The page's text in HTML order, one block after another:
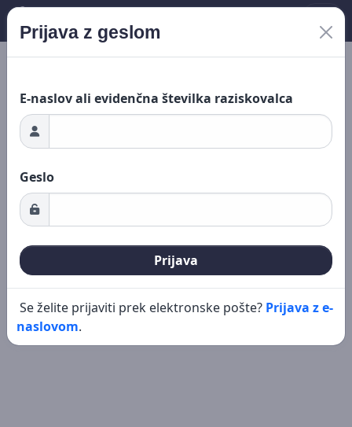
...
Prijava z geslom
E-naslov ali evidenčna številka raziskovalca
Geslo
Prijava
Se želite prijaviti prek elektronske pošte? Prijava z e-
naslovom.